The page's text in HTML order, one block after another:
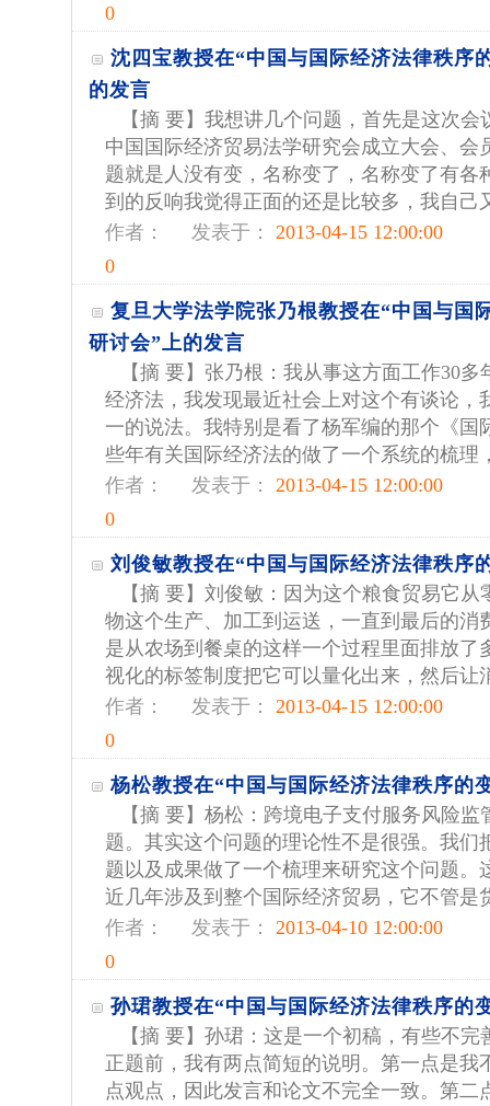
0
沈四宝教授在“中国与国际经济法律秩序
的发言
【摘 要】我想讲几个问题，首先是这次
中国国际经济贸易法学研究会成立大会、会
题就是人没有变，名称变了，名称变了有各
到的反响我觉得正面的还是比较多，我自己
作者：
发表于： 2013-04-15 12:00:00
0
复旦大学法学院张乃根教授在“中国与国
研讨会”上的发言
【摘 要】张乃根：我从事这方面工作30
经济法，我发现最近社会上对这个有谈论，
一的说法。我特别是看了杨军编的那个《国
些年有关国际经济法的做了一个系统的梳理
作者：
发表于： 2013-04-15 12:00:00
0
刘俊敏教授在“中国与国际经济法律秩序
【摘 要】刘俊敏：因为这个粮食贸易它
物这个生产、加工到运送，一直到最后的消
是从农场到餐桌的这样一个过程里面排放了
视化的标签制度把它可以量化出来，然后让
作者：
发表于： 2013-04-15 12:00:00
0
杨松教授在“中国与国际经济法律秩序的
【摘 要】杨松：跨境电子支付服务风险
题。其实这个问题的理论性不是很强。我们
题以及成果做了一个梳理来研究这个问题。
近几年涉及到整个国际经济贸易，它不管是
作者：
发表于： 2013-04-10 12:00:00
0
孙珺教授在“中国与国际经济法律秩序的
【摘 要】孙珺：这是一个初稿，有些不
正题前，我有两点简短的说明。第一点是我
点观点，因此发言和论文不完全一致。第二